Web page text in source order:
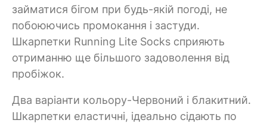
займатися бігом при будь-якій погоді, не
побоюючись промокання і застуди.
Шкарпетки Running Lite Socks сприяють
отриманню ще більшого задоволення від
пробіжок.
Два варіанти кольору-Червоний і блакитний.
Шкарпетки еластичні, ідеально сідають по